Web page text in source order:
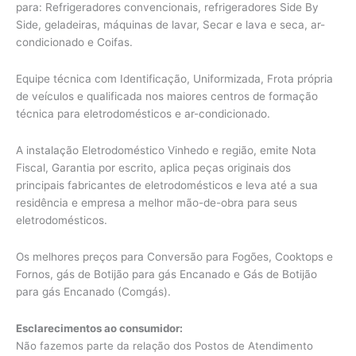
para: Refrigeradores convencionais, refrigeradores Side By
Side, geladeiras, máquinas de lavar, Secar e lava e seca, ar-
condicionado e Coifas.
Equipe técnica com Identificação, Uniformizada, Frota própria
de veículos e qualificada nos maiores centros de formação
técnica para eletrodomésticos e ar-condicionado.
A instalação Eletrodoméstico Vinhedo e região, emite Nota
Fiscal, Garantia por escrito, aplica peças originais dos
principais fabricantes de eletrodomésticos e leva até a sua
residência e empresa a melhor mão-de-obra para seus
eletrodomésticos.
Os melhores preços para Conversão para Fogões, Cooktops e
Fornos, gás de Botijão para gás Encanado e Gás de Botijão
para gás Encanado (Comgás).
Esclarecimentos ao consumidor:
Não fazemos parte da relação dos Postos de Atendimento